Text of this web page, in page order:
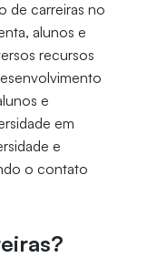
de carreiras no
alunos e
recursos
e
em
e
o contato